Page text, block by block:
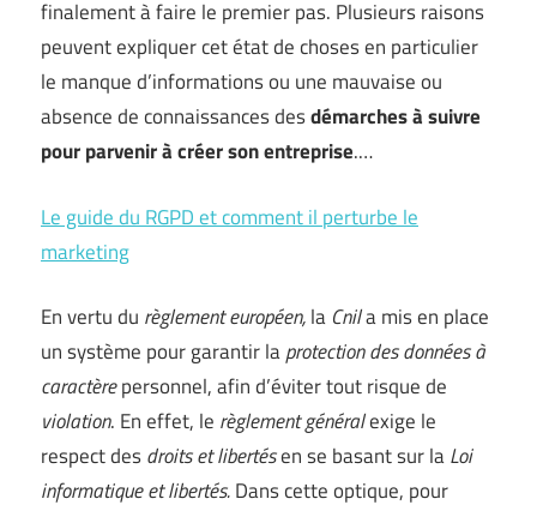
finalement à faire le premier pas. Plusieurs raisons
peuvent expliquer cet état de choses en particulier
le manque d’informations ou une mauvaise ou
absence de connaissances desdémarches à suivre
pour parvenir à créer son entreprise.…
Le guide du RGPD et comment il perturbe le
marketing
En vertu du règlement européen,la Cnila mis en place
un système pour garantir laprotection des données à
caractèrepersonnel, afin d’éviter tout risque de
violation. En effet, le règlement généralexige le
respect desdroits et libertésen se basant sur laLoi
informatique et libertés.Dans cette optique, pour